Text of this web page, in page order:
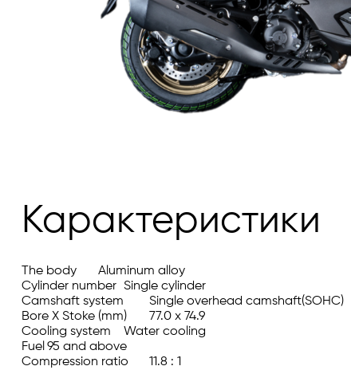
Карактеристики
The body	Aluminum alloy
Cylinder number	Single cylinder
Camshaft system	Single overhead camshaft(SOHC)
Bore X Stoke (mm)	77.0 x 74.9
Cooling system	Water cooling
Fuel	95 and above
Compression ratio	11.8 : 1